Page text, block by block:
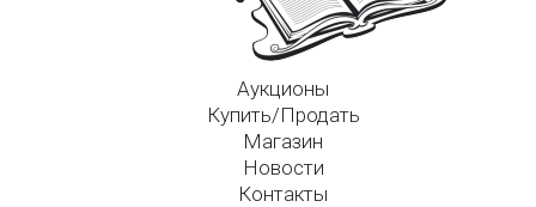
Аукционы
Купить/Продать
Магазин
Новости
Контакты